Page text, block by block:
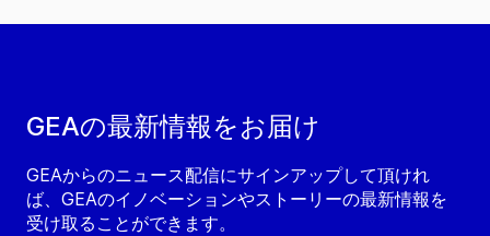
GEAの最新情報をお届け
GEAからのニュース配信にサインアップして頂けれ
ば、GEAのイノベーションやストーリーの最新情報を
受け取ることができます。